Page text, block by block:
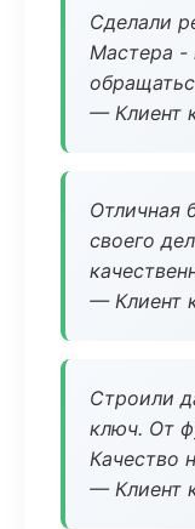
Сделали
Мастера -
— Клиент
Отличная
своего
— Клиент
Строили
ключ. От
Качество
— Клиент